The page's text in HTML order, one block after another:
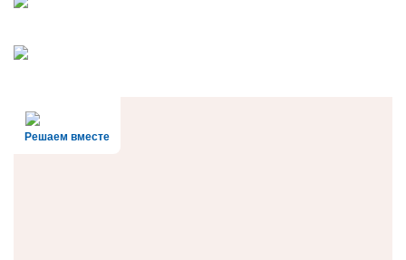
Решаем вместе